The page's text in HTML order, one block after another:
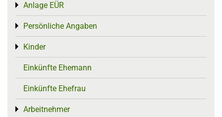
Anlage EÜR
Toggle menu
Persönliche Angaben
Toggle menu
Kinder
Toggle menu
Einkünfte Ehemann
Einkünfte Ehefrau
Arbeitnehmer
Toggle menu